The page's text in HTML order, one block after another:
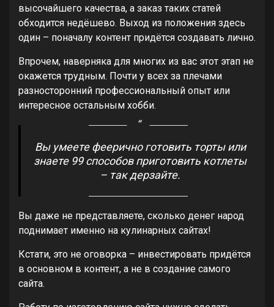
высочайшего качества, а заказ таких статей
обходится недёшево. Выход из положения здесь
один – поначалу контент придётся создавать лично.
Впрочем, наверняка для многих из вас этот этап не
окажется трудным. Почти у всех за плечами
разносторонний профессиональный опыт или
интересное остальным хобби.
Вы умеете феерично готовить торты или
знаете 99 способов приготовить котлеты
– так дерзайте.
Вы даже не представляете, сколько денег народ
поднимает именно на кулинарных сайтах!
Кстати, это не оговорка – инвестировать придётся
в основном в контент, а не в создание самого
сайта.